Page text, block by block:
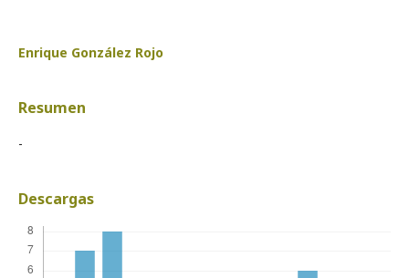
Enrique González Rojo
Resumen
-
Descargas